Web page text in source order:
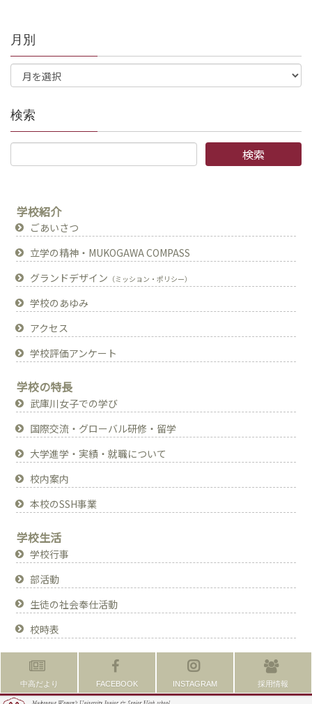
月別
検索
学校紹介
ごあいさつ
立学の精神・MUKOGAWA COMPASS
グランドデザイン （ミッション・ポリシー）
学校のあゆみ
アクセス
学校評価アンケート
学校の特長
武庫川女子での学び
国際交流・グローバル研修・留学
大学進学・実績・就職について
校内案内
本校のSSH事業
学校生活
学校行事
部活動
生徒の社会奉仕活動
校時表
中高だより FACEBOOK INSTAGRAM 採用情報